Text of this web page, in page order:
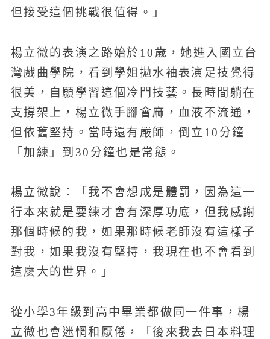
但接受這個挑戰很值得。」
楊立微的表演之路始於10歲，她進入國立台
灣戲曲學院，看到學姐拋水袖表演足技覺得
很美，自願學習這個冷門技藝。長時間躺在
支撐架上，楊立微手腳會麻，血液不流通，
但依舊堅持。當時還有嚴師，倒立10分鐘
「加練」到30分鐘也是常態。
楊立微說：「我不會想成是體罰，因為這一
行本來就是要練才會有深厚功底，但我感謝
那個時候的我，如果那時候老師沒有這樣子
對我，如果我沒有堅持，我現在也不會看到
這麼大的世界。」
從小學3年級到高中畢業都做同一件事，楊
立微也會迷惘和厭倦，「後來我去日本料理